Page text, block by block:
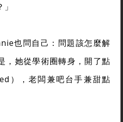
也問自己：問題該怎麼解
，她從學術圈轉身，開了點
），老闆兼吧台手兼甜點